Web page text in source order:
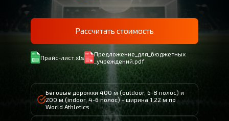
Рассчитать стоимость
Предложение_для_бюджетных
_учреждений.pdf
Прайс-лист.xls
Беговые дорожки 400 м (outdoor, 6-8 полос) и
200 м (indoor, 4-6 полос) - ширина 1,22 м по
World Athletics